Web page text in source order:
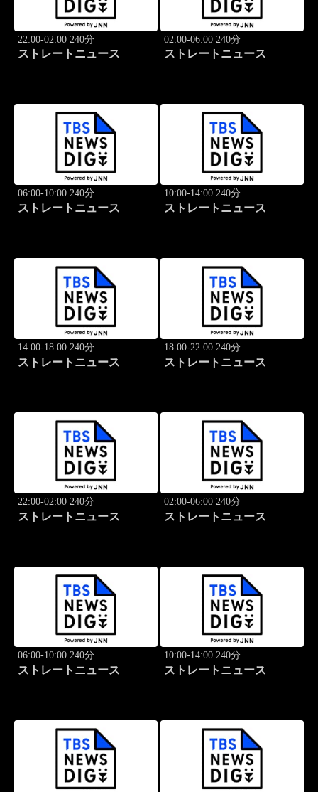
22:00-02:00 240分
ストレートニュース
02:00-06:00 240分
ストレートニュース
06:00-10:00 240分
ストレートニュース
10:00-14:00 240分
ストレートニュース
14:00-18:00 240分
ストレートニュース
18:00-22:00 240分
ストレートニュース
22:00-02:00 240分
ストレートニュース
02:00-06:00 240分
ストレートニュース
06:00-10:00 240分
ストレートニュース
10:00-14:00 240分
ストレートニュース